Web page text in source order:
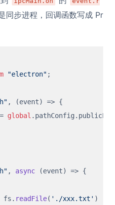
同步进程，回调函数写成 Pr
"electron" ;
, (event) => {
= global . pathConfig .
, async (event) => {
fs. readFile( './xxx.txt' )